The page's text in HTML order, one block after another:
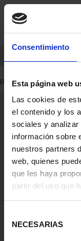
Consentimiento
Esta página web
Las cookies de
el contenido y los
sociales y
información sobre
nuestros partners
web, quienes
que les haya
partir del uso que
NECESARIAS
Skip
content
Skip
navigation
menu
0 Products found